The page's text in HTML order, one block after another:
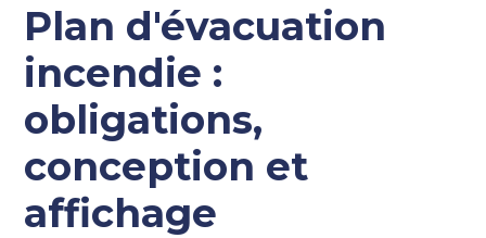
Plan d'évacuation
incendie :
obligations,
conception et
affichage